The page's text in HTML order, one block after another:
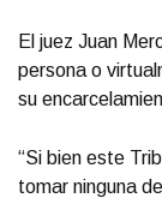
El juez Juan
persona o
su
“Si bien este
tomar ninguna